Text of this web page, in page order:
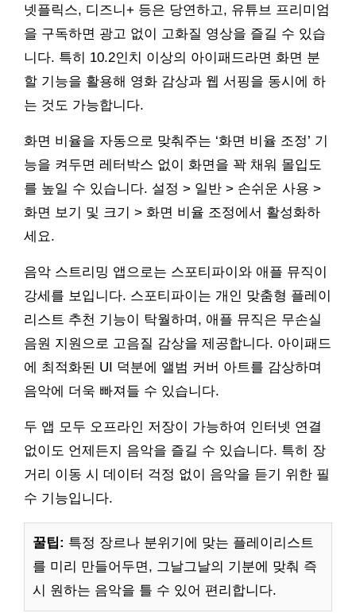
넷플릭스, 디즈니+ 등은 당연하고, 유튜브 프리미엄
을 구독하면 광고 없이 고화질 영상을 즐길 수 있습
니다. 특히 10.2인치 이상의 아이패드라면 화면 분
할 기능을 활용해 영화 감상과 웹 서핑을 동시에 하
는 것도 가능합니다.
화면 비율을 자동으로 맞춰주는 ‘화면 비율 조정’ 기
능을 켜두면 레터박스 없이 화면을 꽉 채워 몰입도
를 높일 수 있습니다. 설정 > 일반 > 손쉬운 사용 >
화면 보기 및 크기 > 화면 비율 조정에서 활성화하
세요.
음악 스트리밍 앱으로는 스포티파이와 애플 뮤직이
강세를 보입니다. 스포티파이는 개인 맞춤형 플레이
리스트 추천 기능이 탁월하며, 애플 뮤직은 무손실
음원 지원으로 고음질 감상을 제공합니다. 아이패드
에 최적화된 UI 덕분에 앨범 커버 아트를 감상하며
음악에 더욱 빠져들 수 있습니다.
두 앱 모두 오프라인 저장이 가능하여 인터넷 연결
없이도 언제든지 음악을 즐길 수 있습니다. 특히 장
거리 이동 시 데이터 걱정 없이 음악을 듣기 위한 필
수 기능입니다.
꿀팁: 특정 장르나 분위기에 맞는 플레이리스트
를 미리 만들어두면, 그날그날의 기분에 맞춰 즉
시 원하는 음악을 틀 수 있어 편리합니다.